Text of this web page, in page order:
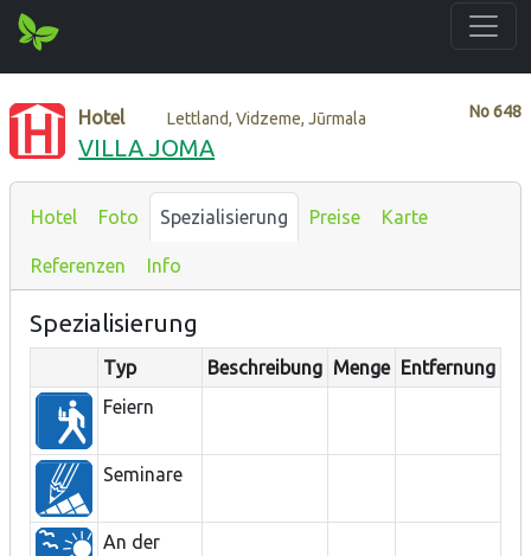
No648
Hotel Lettland, Vidzeme, Jūrmala
VILLA JOMA
Hotel Foto Spezialisierung Preise Karte
Referenzen Info
Spezialisierung
Typ Beschreibung Menge Entfernung
Feiern
Seminare
An der